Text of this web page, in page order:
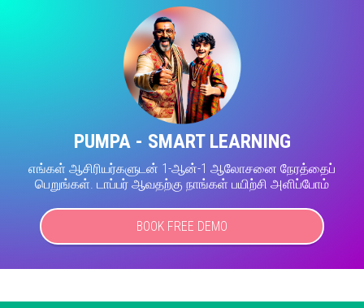
PUMPA - SMART LEARNING
எங்கள் ஆசிரியர்களுடன் 1-ஆன்-1 ஆலோசனை நேரத்தைப்
பெறுங்கள். டாப்பர் ஆவதற்கு நாங்கள் பயிற்சி அளிப்போம்
BOOK FREE DEMO